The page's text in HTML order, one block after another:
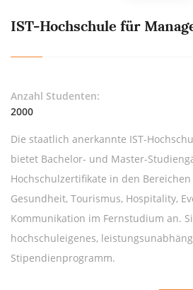
IST-Hochschule für
Anzahl Studenten:
2000
Die staatlich anerkannte IST-
bietet Bachelor- und Master-
Hochschulzertifikate in den Bereichen
Gesundheit, Tourismus, Hospitality,
Kommunikation im Fernstudium an.
hochschuleigenes,
Stipendienprogramm.